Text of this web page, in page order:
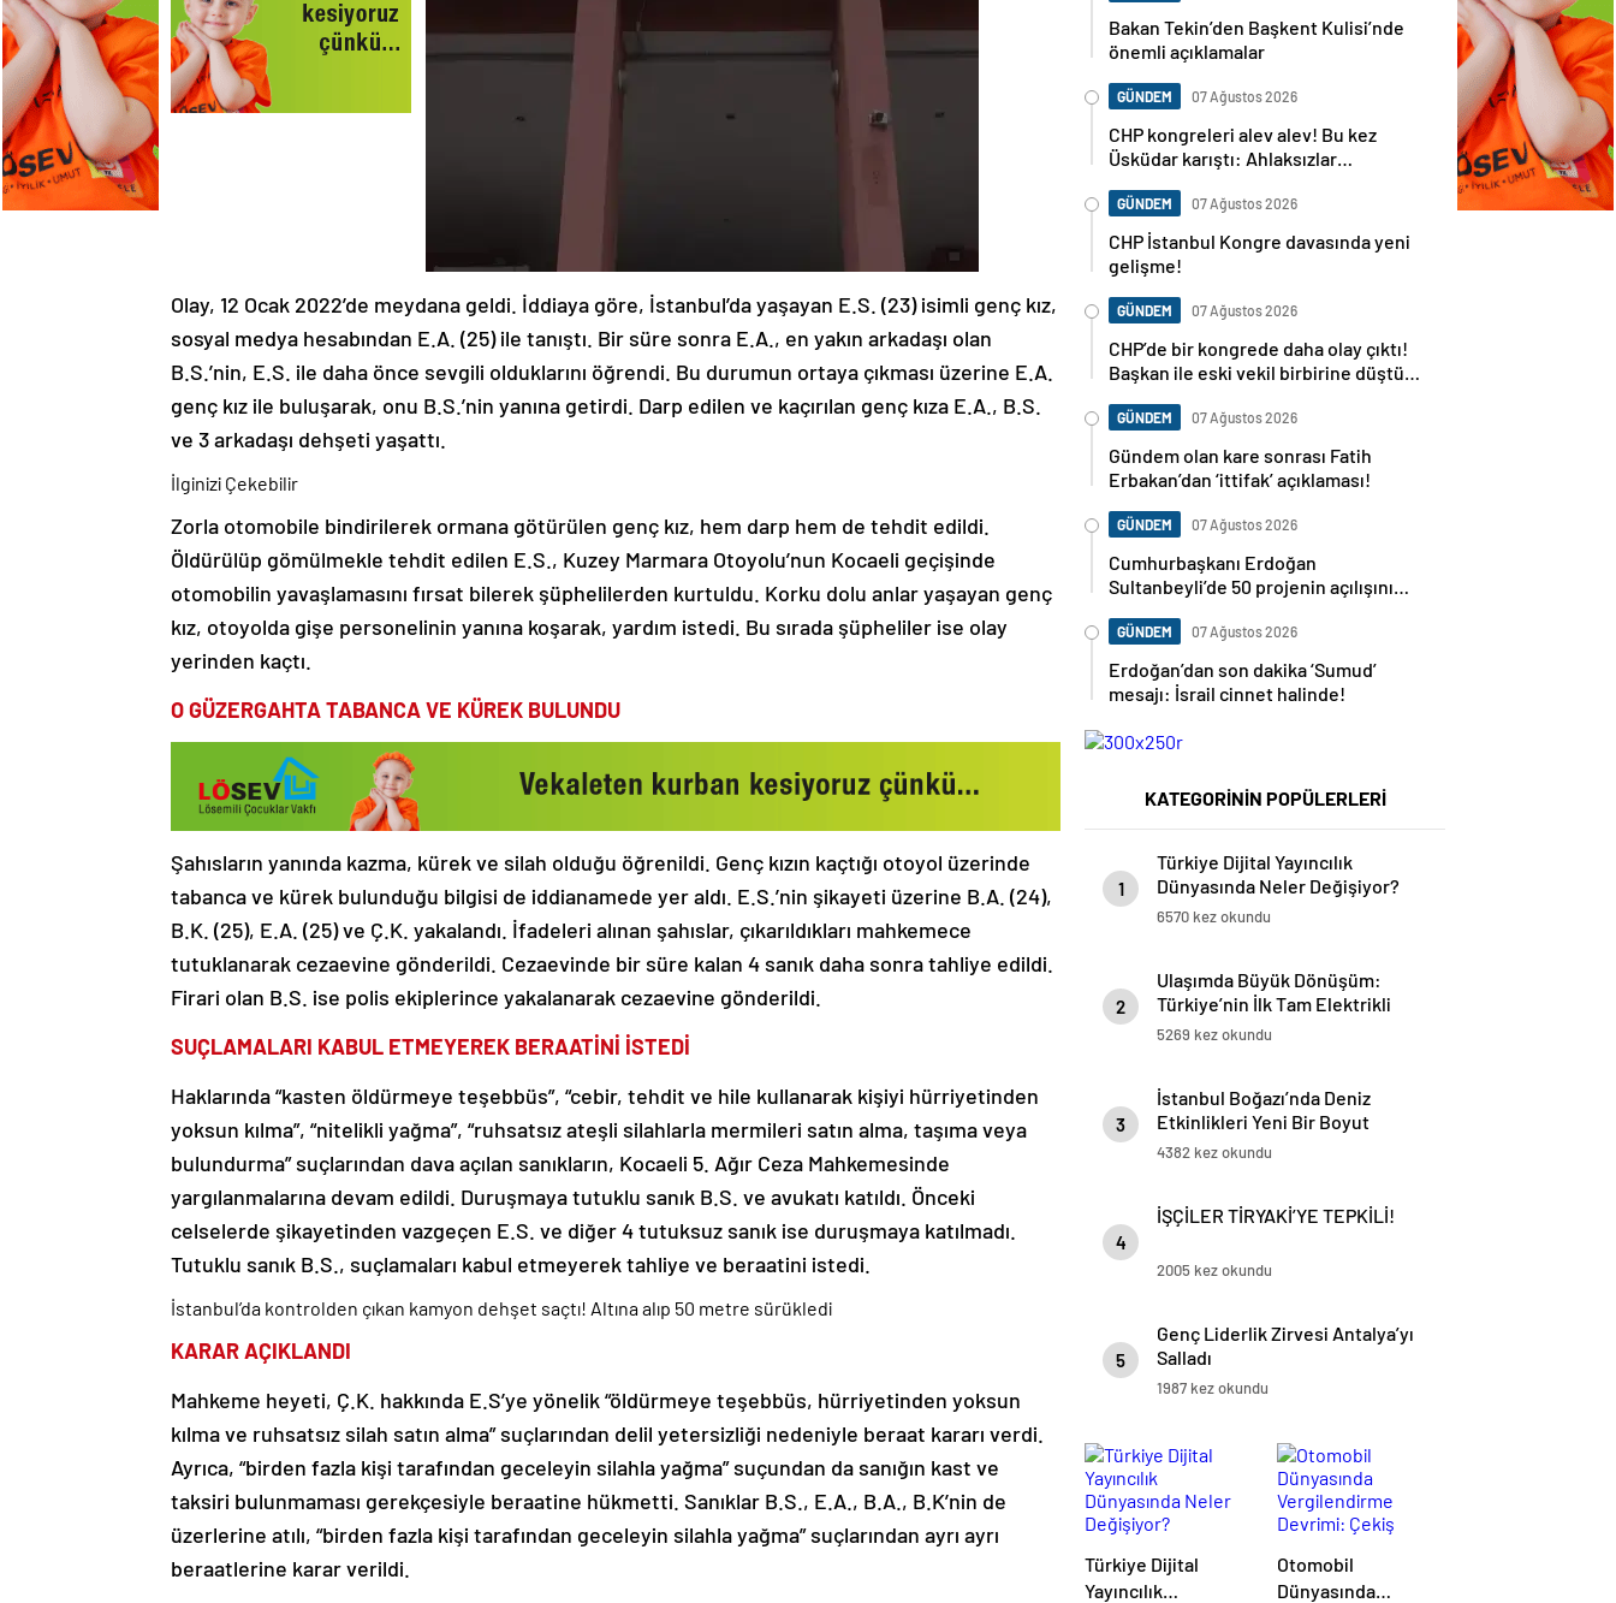
Olay, 12 Ocak 2022’de meydana geldi. İddiaya göre, İstanbul’da yaşayan E.S. (23) isimli genç kız,
sosyal medya hesabından E.A. (25) ile tanıştı. Bir süre sonra E.A., en yakın arkadaşı olan
B.S.’nin, E.S. ile daha önce sevgili olduklarını öğrendi. Bu durumun ortaya çıkması üzerine E.A.
genç kız ile buluşarak, onu B.S.’nin yanına getirdi. Darp edilen ve kaçırılan genç kıza E.A., B.S.
ve 3 arkadaşı dehşeti yaşattı.
İlginizi Çekebilir
Zorla otomobile bindirilerek ormana götürülen genç kız, hem darp hem de tehdit edildi.
Öldürülüp gömülmekle tehdit edilen E.S., Kuzey Marmara Otoyolu’nun Kocaeli geçişinde
otomobilin yavaşlamasını fırsat bilerek şüphelilerden kurtuldu. Korku dolu anlar yaşayan genç
kız, otoyolda gişe personelinin yanına koşarak, yardım istedi. Bu sırada şüpheliler ise olay
yerinden kaçtı.
O GÜZERGAHTA TABANCA VE KÜREK BULUNDU
Şahısların yanında kazma, kürek ve silah olduğu öğrenildi. Genç kızın kaçtığı otoyol üzerinde
tabanca ve kürek bulunduğu bilgisi de iddianamede yer aldı. E.S.’nin şikayeti üzerine B.A. (24),
B.K. (25), E.A. (25) ve Ç.K. yakalandı. İfadeleri alınan şahıslar, çıkarıldıkları mahkemece
tutuklanarak cezaevine gönderildi. Cezaevinde bir süre kalan 4 sanık daha sonra tahliye edildi.
Firari olan B.S. ise polis ekiplerince yakalanarak cezaevine gönderildi.
SUÇLAMALARI KABUL ETMEYEREK BERAATİNİ İSTEDİ
Haklarında “kasten öldürmeye teşebbüs”, “cebir, tehdit ve hile kullanarak kişiyi hürriyetinden
yoksun kılma”, “nitelikli yağma”, “ruhsatsız ateşli silahlarla mermileri satın alma, taşıma veya
bulundurma” suçlarından dava açılan sanıkların, Kocaeli 5. Ağır Ceza Mahkemesinde
yargılanmalarına devam edildi. Duruşmaya tutuklu sanık B.S. ve avukatı katıldı. Önceki
celselerde şikayetinden vazgeçen E.S. ve diğer 4 tutuksuz sanık ise duruşmaya katılmadı.
Tutuklu sanık B.S., suçlamaları kabul etmeyerek tahliye ve beraatini istedi.
İstanbul’da kontrolden çıkan kamyon dehşet saçtı! Altına alıp 50 metre sürükledi
KARAR AÇIKLANDI
Mahkeme heyeti, Ç.K. hakkında E.S’ye yönelik “öldürmeye teşebbüs, hürriyetinden yoksun
kılma ve ruhsatsız silah satın alma” suçlarından delil yetersizliği nedeniyle beraat kararı verdi.
Ayrıca, “birden fazla kişi tarafından geceleyin silahla yağma” suçundan da sanığın kast ve
taksiri bulunmaması gerekçesiyle beraatine hükmetti. Sanıklar B.S., E.A., B.A., B.K’nin de
üzerlerine atılı, “birden fazla kişi tarafından geceleyin silahla yağma” suçlarından ayrı ayrı
beraatlerine karar verildi.
Bakan Tekin’den Başkent Kulisi’nde
önemli açıklamalar
GÜNDEM 07 Ağustos 2026
CHP kongreleri alev alev! Bu kez
Üsküdar karıştı: Ahlaksızlar…
GÜNDEM 07 Ağustos 2026
CHP İstanbul Kongre davasında yeni
gelişme!
GÜNDEM 07 Ağustos 2026
CHP’de bir kongrede daha olay çıktı!
Başkan ile eski vekil birbirine düştü…
GÜNDEM 07 Ağustos 2026
Gündem olan kare sonrası Fatih
Erbakan’dan ‘ittifak’ açıklaması!
GÜNDEM 07 Ağustos 2026
Cumhurbaşkanı Erdoğan
Sultanbeyli’de 50 projenin açılışını
GÜNDEM 07 Ağustos 2026
Erdoğan’dan son dakika ‘Sumud’
mesajı: İsrail cinnet halinde!
KATEGORİNİN POPÜLERLERİ
1
Türkiye Dijital Yayıncılık
Dünyasında Neler Değişiyor?
6570 kez okundu
2
Ulaşımda Büyük Dönüşüm:
Türkiye’nin İlk Tam Elektrikli
Akaryakıt İstasyonu Deneyimi
5269 kez okundu
3
İstanbul Boğazı’nda Deniz
Etkinlikleri Yeni Bir Boyut
Kazanıyor
4382 kez okundu
4
İŞÇİLER TİRYAKİ’YE TEPKİLİ!
2005 kez okundu
5
Genç Liderlik Zirvesi Antalya’yı
Salladı
1987 kez okundu
Türkiye Dijital
Yayıncılık
Otomobil
Dünyasında